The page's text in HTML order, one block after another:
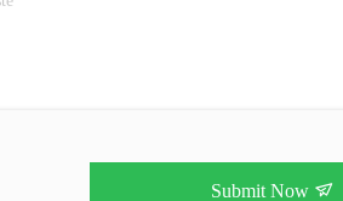
Submit Now